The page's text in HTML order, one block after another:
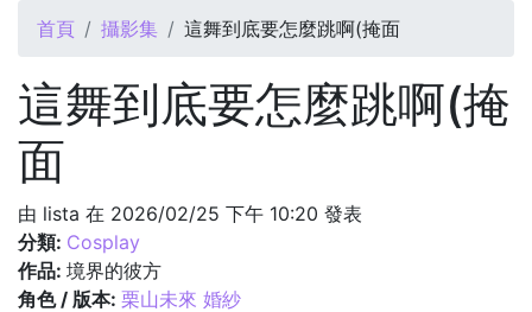
您在這裡
首頁 攝影集 這舞到底要怎麼跳啊(掩面
這舞到底要怎麼跳啊(掩
面
由 lista 在 2026/02/25 下午 10:20 發表
分類: Cosplay
作品: 境界的彼方
角色 / 版本: 栗山未來 婚紗